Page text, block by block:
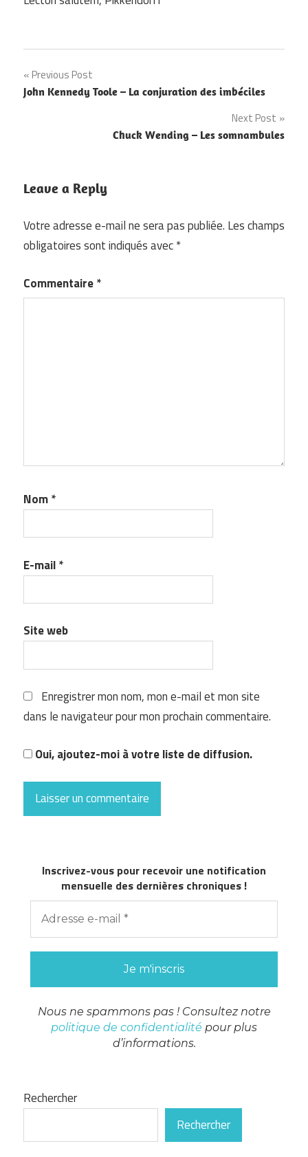
Navigation
de
Previous Post
John Kennedy Toole – La conjuration des imbéciles
Next Post
Chuck Wending – Les somnambules
Leave a Reply
Votre adresse e-mail ne sera pas publiée. Les champs
obligatoires sont indiqués avec*
Commentaire*
Nom*
E-mail*
Site web
Enregistrer mon nom, mon e-mail et mon site
dans le navigateur pour mon prochain commentaire.
Oui, ajoutez-moi à votre liste de diffusion.
Inscrivez-vous pour recevoir une notification
mensuelle des dernières chroniques !
Nous ne spammons pas ! Consultez notre
politique de confidentialité pour plus
d’informations.
Rechercher
Rechercher